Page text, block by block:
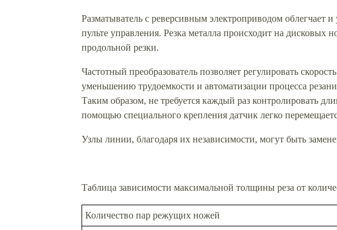
Разматыватель с реверсивным электроприводом облегчает
пульте управления. Резка металла происходит на
продольной резки.
Частотный преобразователь позволяет регулировать
уменьшению трудоемкости и автоматизации процесса
Таким образом, не требуется каждый раз контролировать
помощью специального крепления датчик легко
Узлы линии, благодаря их независимости, могут быть
Таблица зависимости максимальной толщины реза от
Количество пар режущих ножей